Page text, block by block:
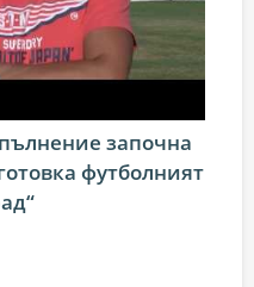
започна
футболният